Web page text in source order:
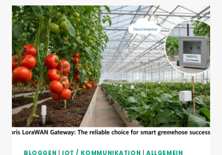
ANLEITUNG:
EINRICHTEN
IHRES
INDUSTRIELLEN
4G-
DTU
FÜR
DIE
INTELLIGENTE
LANDWIRTSCHAFT
BLOGGEN IOT / KOMMUNIKATION |ALLGEMEIN